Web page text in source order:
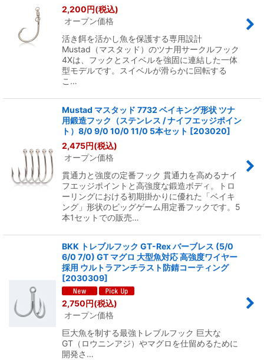
2,200円(税込)
オープン価格
活き餌を活かし魚を保護する専用設計
Mustad（マスタッド）のツナ用サークルフック
4Xは、フックとスイベルを強固に連結した一体
型モデルです。スイベルが滑らかに回転する
こ…
Mustad マスタッド 7732 ベイキング形状 ツナ
用鍛造フック（ステンレス / ナイフエッジポイン
ト）8/0 9/0 10/0 11/0 5本セット [203020]
2,475円(税込)
オープン価格
貫通力と強度の定番フック 貫通力を高めるナイ
フエッジポイントと高強度な鍛造ボディ。トロ
ーリングにおける初期掛かりに優れた「ベイキ
ング」形状のビッグゲーム用定番フックです。5
本1セットでの販売…
BKK トレブルフック GT-Rex バーブレス (5/0
6/0 7/0) GT マグロ 大型魚対応 高強度ワイヤー
採用 ウルトラアンチラスト防錆コーティング
[2030309]
2,750円(税込)
オープン価格
巨大魚を制する最強トレブルフック 巨大な
GT（ロウニンアジ）やマグロを仕留めるために
開発さ…